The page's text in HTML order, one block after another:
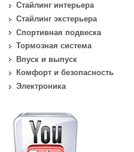
Стайлинг интерьера
Стайлинг экстерьера
Спортивная подвеска
Тормозная система
Впуск и выпуск
Комфорт и безопасность
Электроника